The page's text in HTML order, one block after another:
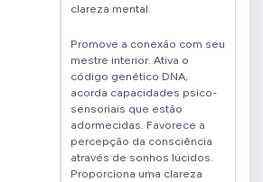
clareza mental.
Promove a conexão com seu
mestre interior. Ativa o
código genético DNA,
acorda capacidades psico-
sensoriais que estão
adormecidas. Favorece a
percepção da consciência
através de sonhos lúcidos.
Proporciona uma clareza